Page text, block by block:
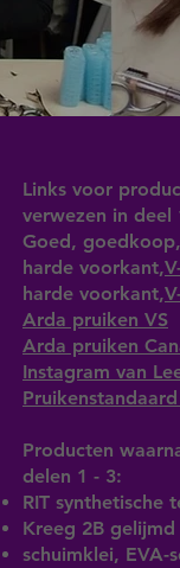
Links voor
verwezen in deel
Goed, goedkoop,
harde voorkant,
harde voorkant,
Arda pruiken VS
Arda pruiken
Instagram van
Producten
delen 1 - 3:
RIT synthetische
Kreeg 2B
schuimklei, EVA-